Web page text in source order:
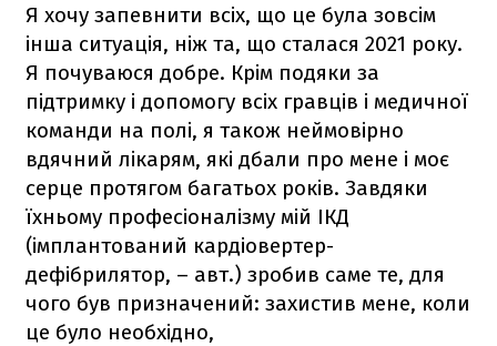
Я хочу запевнити всіх, що це була зовсім
інша ситуація, ніж та, що сталася 2021 року.
Я почуваюся добре. Крім подяки за
підтримку і допомогу всіх гравців і медичної
команди на полі, я також неймовірно
вдячний лікарям, які дбали про мене і моє
серце протягом багатьох років. Завдяки
їхньому професіоналізму мій ІКД
(імплантований кардіовертер-
дефібрилятор, – авт.) зробив саме те, для
чого був призначений: захистив мене, коли
це було необхідно,